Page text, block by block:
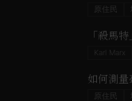
原住民
Karl Marx
原住民